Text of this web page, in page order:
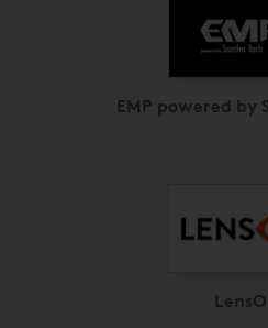
EMP powered by